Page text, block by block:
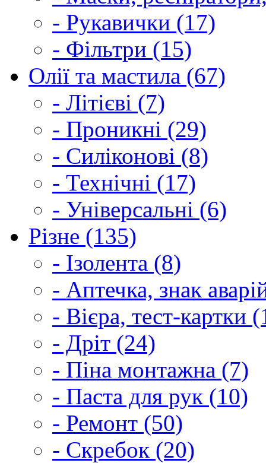
- Рукавички (17)
- Фільтри (15)
Олії та мастила (67)
- Літієві (7)
- Проникні (29)
- Силіконові (8)
- Технічні (17)
- Універсальні (6)
Різне (135)
- Ізолента (8)
- Аптечка, знак
- Вієра, тест-картки
- Дріт (24)
- Піна монтажна (7)
- Паста для рук (10)
- Ремонт (50)
- Скребок (20)